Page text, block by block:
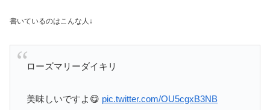
書いているのはこんな人↓
ローズマリーダイキリ
美味しいですよ😋 pic.twitter.com/OU5cgxB3NB